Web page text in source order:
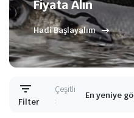
Fiyata Alın
Hadi Başlayalım
Filter
Çeşitli
: